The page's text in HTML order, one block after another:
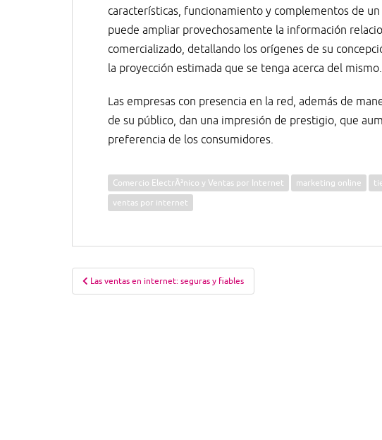
características, funcionamiento y complementos de
puede ampliar provechosamente la información
comercializado, detallando los orígenes de su
la proyección estimada que se tenga acerca del mismo.
Las empresas con presencia en la red, además de
de su público, dan una impresión de prestigio, que
preferencia de los consumidores.
Comercio ElectrÃ³nico y Ventas por Internet marketing online
ventas por internet
Navegación
de
Las ventas en internet: seguras y fiables